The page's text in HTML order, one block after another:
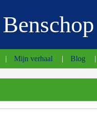
| Mijn verhaal | Blog |